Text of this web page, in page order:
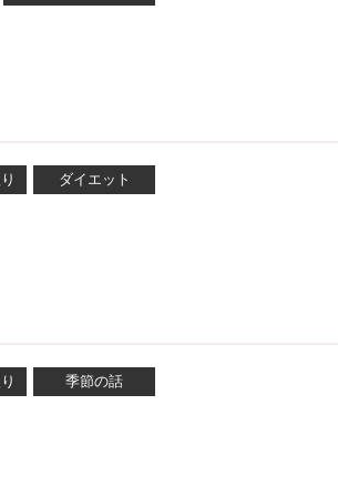
ダイエット
季節の話